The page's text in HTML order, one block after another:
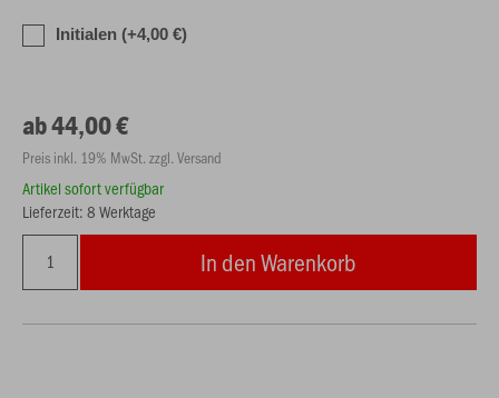
Initialen (+4,00 €)
ab 44,00 €
Preis inkl. 19% MwSt. zzgl. Versand
Artikel sofort verfügbar
Lieferzeit: 8 Werktage
In den Warenkorb